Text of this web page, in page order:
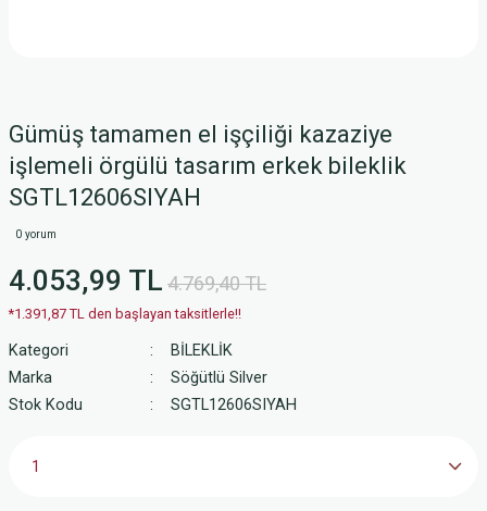
Gümüş tamamen el işçiliği kazaziye
işlemeli örgülü tasarım erkek bileklik
SGTL12606SIYAH
0 yorum
4.053,99 TL 4.769,40 TL
*1.391,87 TL den başlayan taksitlerle!!
Kategori
BİLEKLİK
Marka
Söğütlü Silver
Stok Kodu
SGTL12606SIYAH